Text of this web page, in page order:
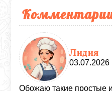
Лидия
03.07.2026
Обожаю такие простые